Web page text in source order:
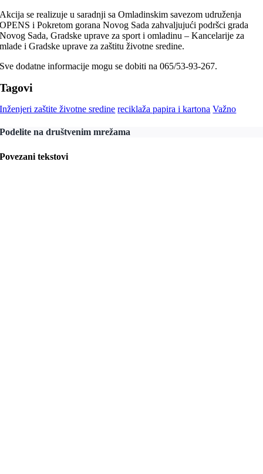
Akcija se realizuje u saradnji sa Omladinskim savezom udruženja
OPENS i Pokretom gorana Novog Sada zahvaljujući podršci grada
Novog Sada, Gradske uprave za sport i omladinu – Kancelarije za
mlade i Gradske uprave za zaštitu životne sredine.
Sve dodatne informacije mogu se dobiti na 065/53-93-267.
Tagovi
Inženjeri zaštite životne sredine reciklaža papira i kartona Važno
Podelite na društvenim mrežama
Povezani tekstovi